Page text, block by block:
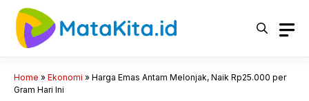
Langsung
Home » Ekonomi » Harga Emas Antam Melonjak, Naik Rp25.000 per
Gram Hari Ini